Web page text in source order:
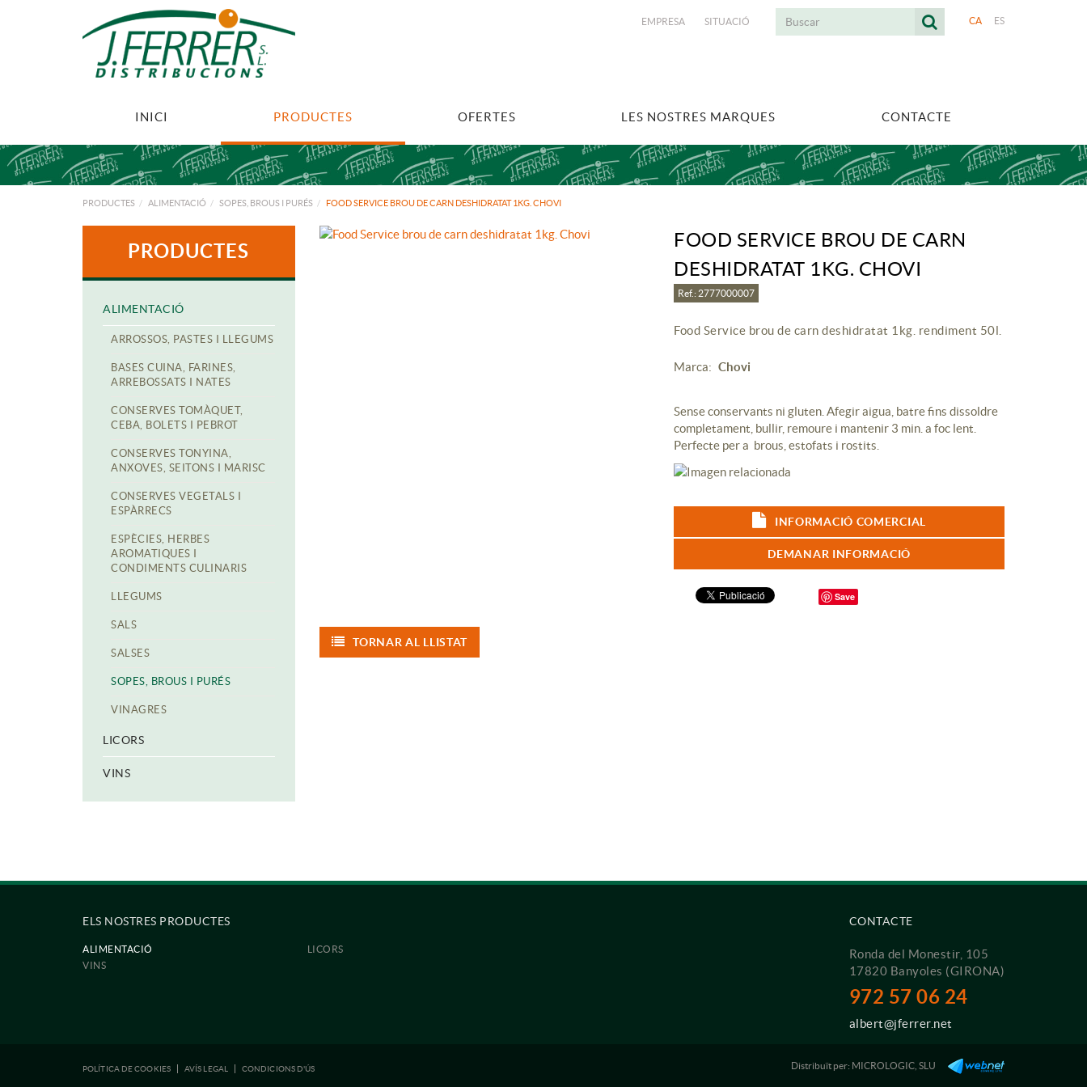
CA ES
EMPRESA SITUACIÓ
INICI PRODUCTES OFERTES LES NOSTRES MARQUES CONTACTE
PRODUCTES ALIMENTACIÓ SOPES, BROUS I PURÉS FOOD SERVICE BROU DE CARN DESHIDRATAT 1KG. CHOVI
PRODUCTES
ALIMENTACIÓ
ARROSSOS, PASTES I LLEGUMS
BASES CUINA, FARINES,
ARREBOSSATS I NATES
CONSERVES TOMÀQUET,
CEBA, BOLETS I PEBROT
CONSERVES TONYINA,
ANXOVES, SEITONS I MARISC
CONSERVES VEGETALS I
ESPÀRRECS
ESPÈCIES, HERBES
AROMATIQUES I
CONDIMENTS CULINARIS
LLEGUMS
SALS
SALSES
SOPES, BROUS I PURÉS
VINAGRES
LICORS
VINS
FOOD SERVICE BROU DE CARN
DESHIDRATAT 1KG. CHOVI
Ref.: 2777000007
Food Service brou de carn deshidratat 1kg. rendiment 50l.
Marca: Chovi
Sense conservants ni gluten. Afegir aigua, batre fins dissoldre
completament, bullir, remoure i mantenir 3 min. a foc lent.
Perfecte per a brous, estofats i rostits.
INFORMACIÓ COMERCIAL
DEMANAR INFORMACIÓ
Save
TORNAR AL LLISTAT
ELS NOSTRES PRODUCTES
ALIMENTACIÓ
LICORS
VINS
CONTACTE
Ronda del Monestir, 105
17820 Banyoles (GIRONA)
972 57 06 24
albert@jferrer.net
POLÍTICA DE COOKIES AVÍS LEGAL CONDICIONS D'ÚS Distribuït per: MICROLOGIC, SLU